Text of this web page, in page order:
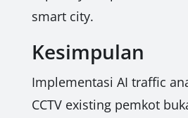
smart city.
Kesimpulan
Implementasi AI traffic
CCTV existing pemkot